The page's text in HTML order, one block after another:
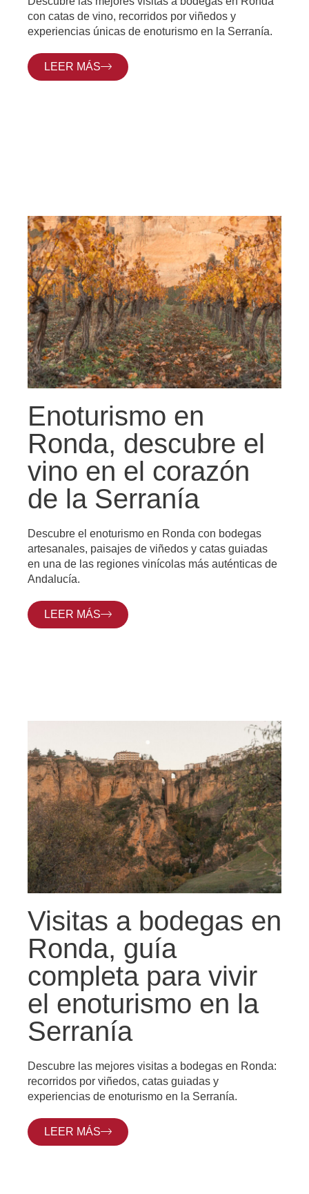
con catas de vino, recorridos por viñedos y
experiencias únicas de enoturismo en la Serranía.
LEER MÁS
Enoturismo en
Ronda, descubre el
vino en el corazón
de la Serranía
Descubre el enoturismo en Ronda con bodegas
artesanales, paisajes de viñedos y catas guiadas
en una de las regiones vinícolas más auténticas de
Andalucía.
LEER MÁS
Visitas a bodegas en
Ronda, guía
completa para vivir
el enoturismo en la
Serranía
Descubre las mejores visitas a bodegas en Ronda:
recorridos por viñedos, catas guiadas y
experiencias de enoturismo en la Serranía.
LEER MÁS